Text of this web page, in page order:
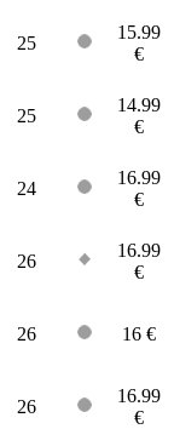
25
15.99
€
25
14.99
€
24
16.99
€
26
16.99
€
26 16 €
26
16.99
€